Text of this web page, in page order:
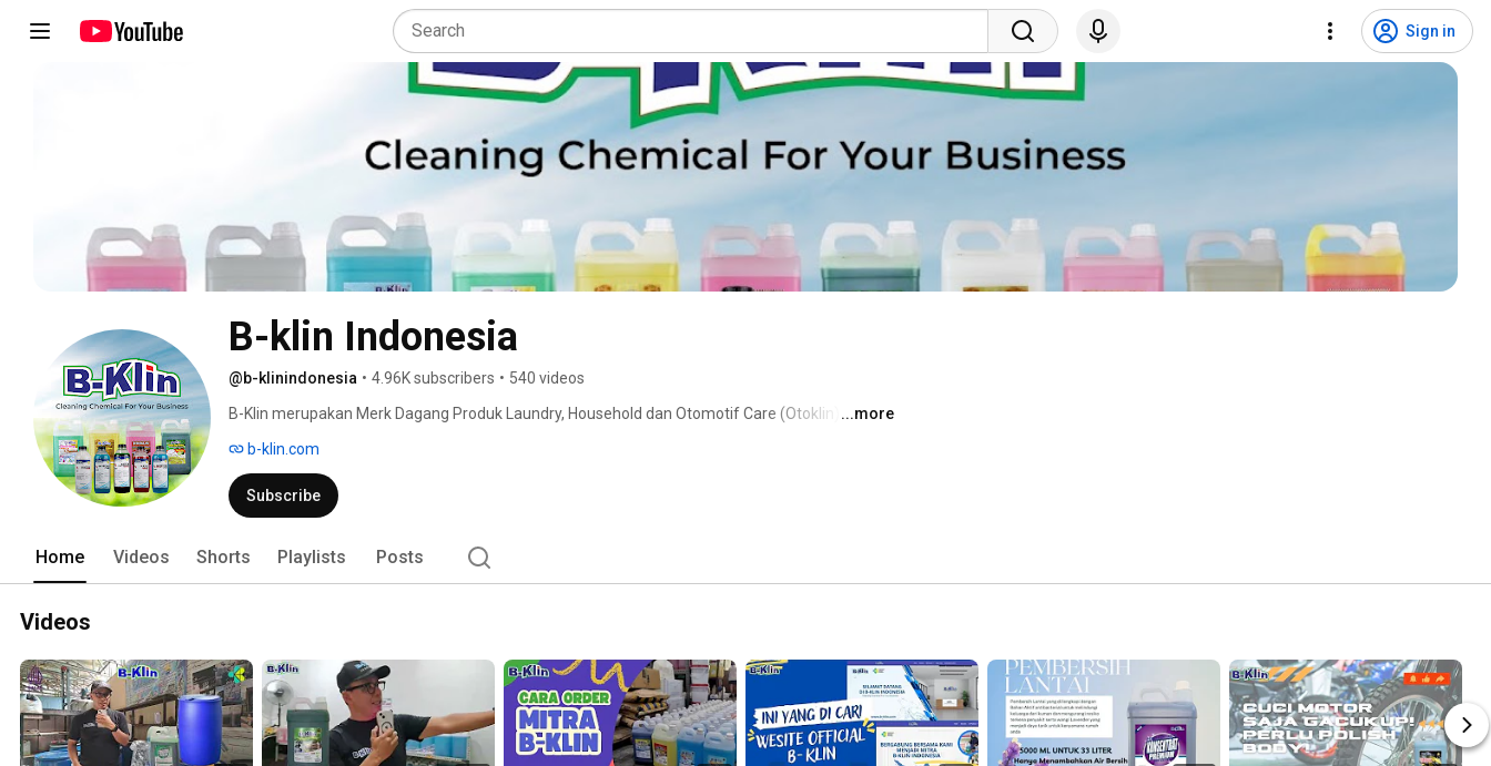
Sign in
B-klin Indonesia
@b-klinindonesia • 4.96K subscribers • 540 videos
B-Klin merupakan Merk Dagang Produk Laundry, Household dan Otomotif Care (Otoklin) yang di
Pengolahan Sabun sejak tahun 2004. Produk B-Klin sudah melalui Uji Laboratorium secara
ketat dan sudah Tersertifikasi PKRT di  Kemenkes RI dengan Nomor HK.02.06/VI/230/2016 dan
sudah Sertifikasi Halal Indonesia
...more
b-klin.com
Subscribe
Home Videos Shorts Playlists Posts
Videos